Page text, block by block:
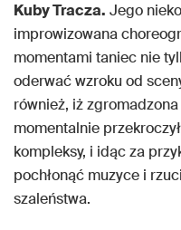
Kuby Tracza. Jego
improwizowana
momentami taniec nie
oderwać wzroku od
również, iż
momentalnie
kompleksy, i idąc za
pochłonąć muzyce i
szaleństwa.